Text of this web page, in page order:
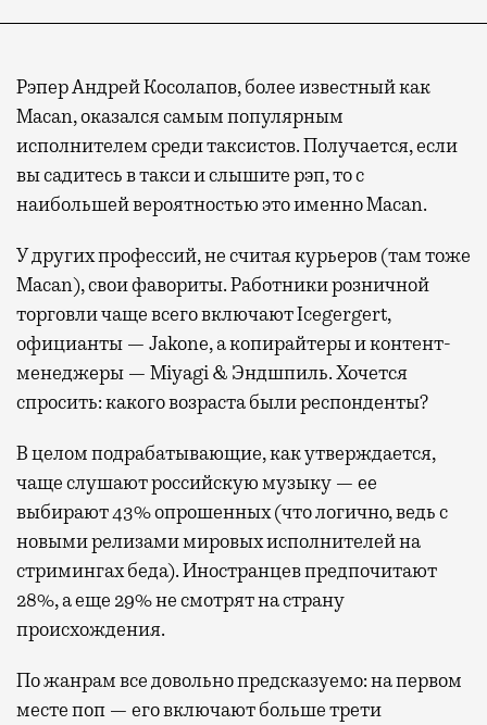
Рэпер Андрей Косолапов, более известный как
Macan, оказался самым популярным
исполнителем среди таксистов. Получается, если
вы садитесь в такси и слышите рэп, то с
наибольшей вероятностью это именно Macan.
У других профессий, не считая курьеров (там тоже
Macan), свои фавориты. Работники розничной
торговли чаще всего включают Icegergert,
официанты — Jakone, а копирайтеры и контент-
менеджеры — Miyagi & Эндшпиль. Хочется
спросить: какого возраста были респонденты?
В целом подрабатывающие, как утверждается,
чаще слушают российскую музыку — ее
выбирают 43% опрошенных (что логично, ведь с
новыми релизами мировых исполнителей на
стримингах беда). Иностранцев предпочитают
28%, а еще 29% не смотрят на страну
происхождения.
По жанрам все довольно предсказуемо: на первом
месте поп — его включают больше трети